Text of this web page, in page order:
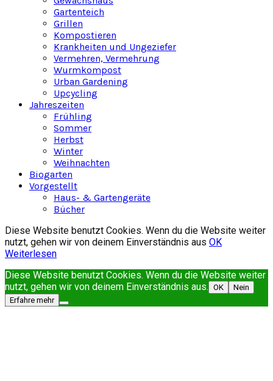
Gartenteich
Grillen
Kompostieren
Krankheiten und Ungeziefer
Vermehren, Vermehrung
Wurmkompost
Urban Gardening
Upcycling
Jahreszeiten
Frühling
Sommer
Herbst
Winter
Weihnachten
Biogarten
Vorgestellt
Haus- & Gartengeräte
Bücher
Diese Website benutzt Cookies. Wenn du die Website weiter
nutzt, gehen wir von deinem Einverständnis aus OK
Weiterlesen
Diese Website benutzt Cookies. Wenn du die Website weiter
nutzt, gehen wir von deinem Einverständnis aus. OK
Nein
Erfahre mehr